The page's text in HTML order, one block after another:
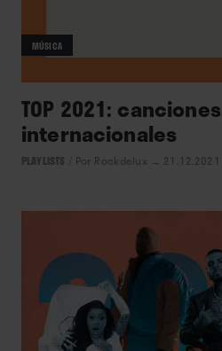
MÚSICA
TOP 2021: canciones
internacionales
PLAYLISTS Por Rockdelux → 21.12.2021